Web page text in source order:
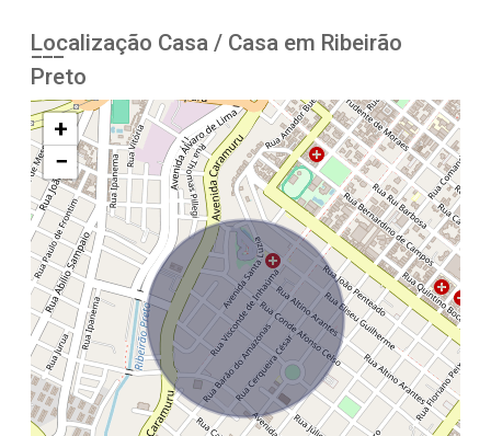
Localização Casa / Casa em Ribeirão
Preto
+
−